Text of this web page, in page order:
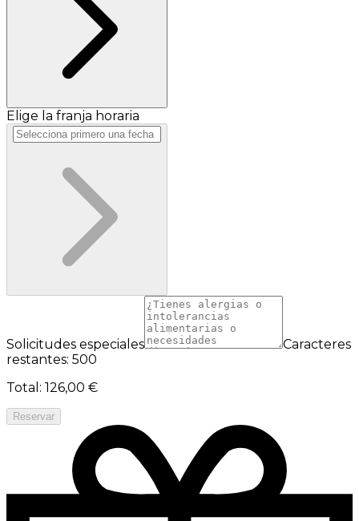
Elige la franja horaria
Solicitudes especiales
Caracteres
restantes: 500
Total : 126,00 €
Reservar